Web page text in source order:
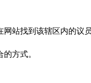
找到该辖区内的议
方式。